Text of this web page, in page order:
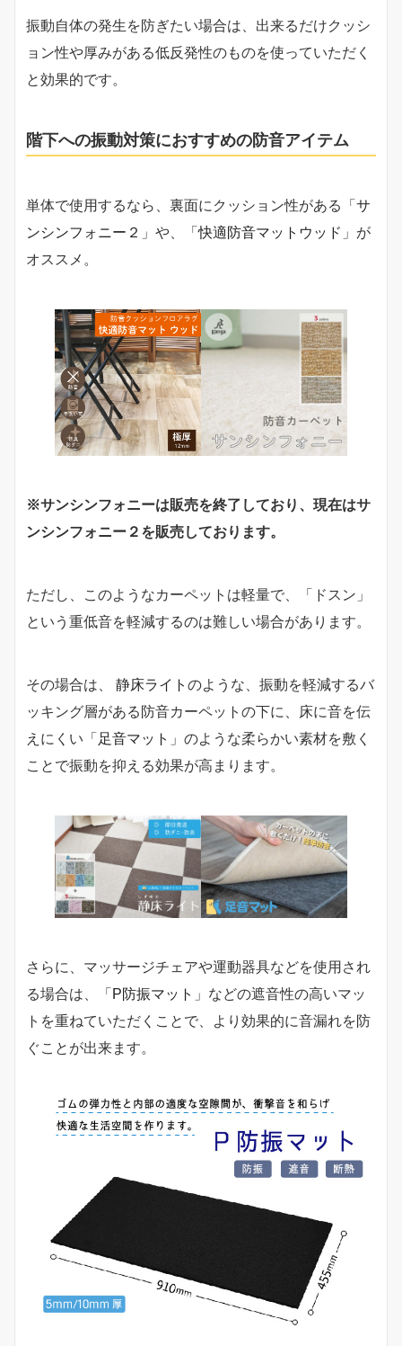
振動自体の発生を防ぎたい場合は、出来るだけクッシ
ョン性や厚みがある低反発性のものを使っていただく
と効果的です。
階下への振動対策におすすめの防音アイテム
単体で使用するなら、裏面にクッション性がある「 サ
ンシンフォニー２ 」や、「快適防音マットウッド 」が
オススメ。
※サンシンフォニーは販売を終了しており、現在はサ
ンシンフォニー２を販売しております。
ただし、このようなカーペットは軽量で、「ドスン」
という重低音を軽減するのは難しい場合があります。
その場合は、 静床ライト のような、振動を軽減するバ
ッキング層がある防音カーペットの下に、床に音を伝
えにくい「 足音マット 」のような柔らかい素材を敷く
ことで振動を抑える効果が高まります。
さらに、マッサージチェアや運動器具などを使用され
る場合は、「 P防振マット 」などの遮音性の高いマッ
トを重ねていただくことで、より効果的に音漏れを防
ぐことが出来ます。